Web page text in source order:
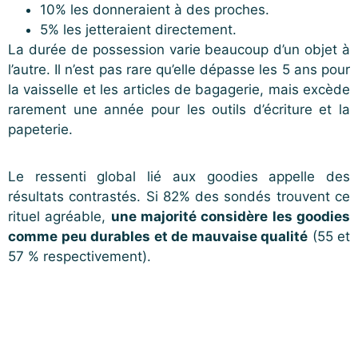
10% les donneraient à des proches.
5% les jetteraient directement.
La durée de possession varie beaucoup d’un objet à
l’autre. Il n’est pas rare qu’elle dépasse les 5 ans pour
la vaisselle et les articles de bagagerie, mais excède
rarement une année pour les outils d’écriture et la
papeterie.
Le ressenti global lié aux goodies appelle des
résultats contrastés. Si 82% des sondés trouvent ce
rituel agréable, une majorité considère les goodies
comme peu durables et de mauvaise qualité (55 et
57 % respectivement).